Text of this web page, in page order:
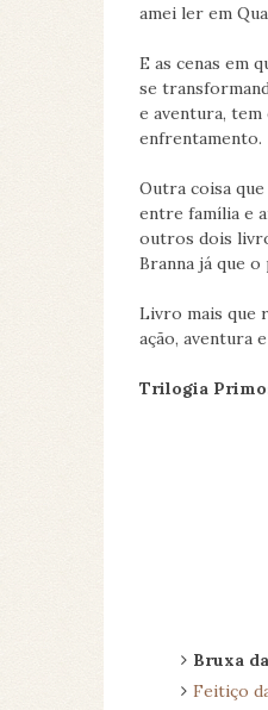
amei ler em
E as cenas em
se
e aventura,
enfrentamento.
Outra coisa
entre família e
outros dois
Branna já que
Livro mais que
ação, aventura
Trilogia
Bruxa
Feitiço